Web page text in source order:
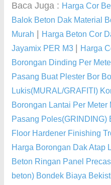
Baca Juga : Harga Cor
Balok Beton Dak Material
Murah
Harga Beton Cor
Jayamix PER M3
Harga
Borongan Dinding Per
Pasang Buat Plester Bor
Lukis(MURAL/GRAFITI)
Borongan Lantai Per Meter
Pasang Poles(GRINDING)
Floor Hardener Finishing
Harga Borongan Dak Atap
Beton Ringan Panel
beton) Bondek Biaya